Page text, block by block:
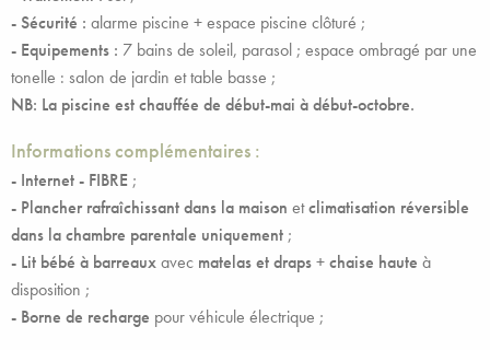
- Sécurité : alarme piscine + espace piscine clôturé ;
- Equipements : 7 bains de soleil, parasol ; espace ombragé par une
tonelle : salon de jardin et table basse ;
NB: La piscine est chauffée de début-mai à début-octobre.
Informations complémentaires :
- Internet - FIBRE ;
- Plancher rafraîchissant dans la maison etclimatisation réversible
dans la chambre parentale uniquement ;
- Lit bébé à barreauxavec matelas et draps+chaise haute à
disposition ;
- Borne de recharge pour véhicule électrique ;